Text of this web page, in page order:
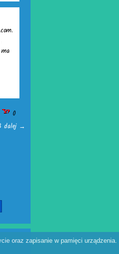
0
dalej →
oraz zapisanie w pamięci urządzenia.